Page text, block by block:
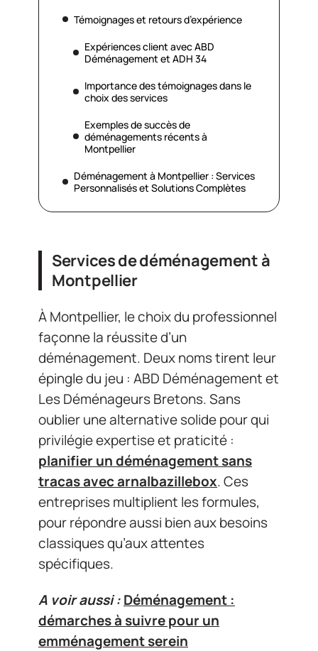
Témoignages et retours d’expérience
Expériences client avec ABD
Déménagement et ADH 34
Importance des témoignages dans le
choix des services
Exemples de succès de
déménagements récents à
Montpellier
Déménagement à Montpellier : Services
Personnalisés et Solutions Complètes
Services de déménagement à
Montpellier
À Montpellier, le choix du professionnel
façonne la réussite d’un
déménagement. Deux noms tirent leur
épingle du jeu : ABD Déménagement et
Les Déménageurs Bretons. Sans
oublier une alternative solide pour qui
privilégie expertise et praticité :
planifier un déménagement sans
tracas avec arnalbazillebox. Ces
entreprises multiplient les formules,
pour répondre aussi bien aux besoins
classiques qu’aux attentes
spécifiques.
A voir aussi :Déménagement :
démarches à suivre pour un
emménagement serein